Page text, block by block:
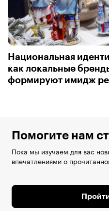
Национальная
как локальные
формируют имидж
Помогите нам
Пока мы изучаем для вас
впечатлениями о